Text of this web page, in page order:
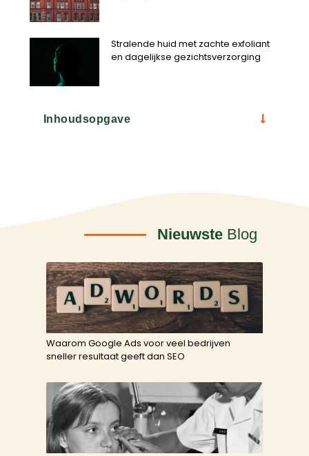
Stralende huid met zachte exfoliant
en dagelijkse gezichtsverzorging
Inhoudsopgave
NieuwsteBlog
Waarom Google Ads voor veel bedrijven
sneller resultaat geeft dan SEO